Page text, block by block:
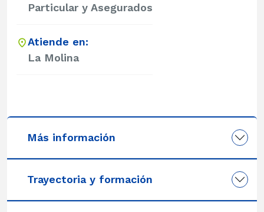
Particular y Asegurados
Atiende en:
La Molina
Más información
Trayectoria y formación